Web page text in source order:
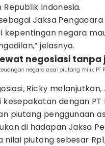
Indonesia.
Jaksa
negara
jelasnya.
negosiasi
negara asal piutang milik PT
Ricky
dengan PT
piutang penggunaan
di hadapan Jaksa
nilai piutang sebesar